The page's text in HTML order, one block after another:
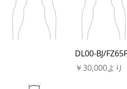
DL00-BJ/
￥30,000より
セール価格